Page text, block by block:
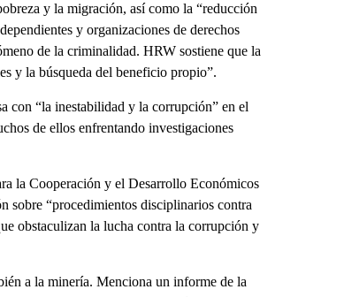
y la migración, así como la “reducción
y organizaciones de derechos
de la criminalidad. HRW sostiene que la
y la búsqueda del beneficio propio”.
con “la inestabilidad y la corrupción” en el
de ellos enfrentando investigaciones
la Cooperación y el Desarrollo Económicos
sobre “procedimientos disciplinarios contra
obstaculizan la lucha contra la corrupción y
a la minería. Menciona un informe de la